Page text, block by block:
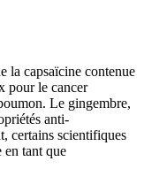
la capsaïcine contenue
pour le cancer
Le gingembre,
anti-
certains scientifiques
en tant que